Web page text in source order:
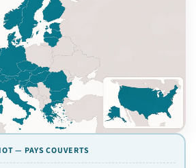
— PAYS COUVERTS